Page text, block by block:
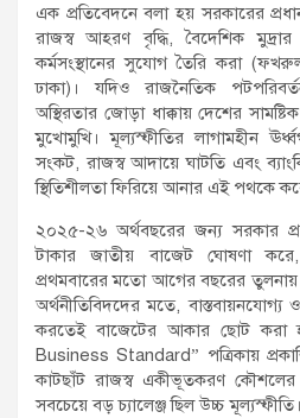
এক প্রতিবেদনে বলা হয় সরকারের প্রধান
রাজস্ব আহরণ বৃদ্ধি, বৈদেশিক মুদ্রার
কর্মসংস্থানের সুযোগ তৈরি করা
ঢাকা)। যদিও রাজনৈতিক
অস্থিরতার জোড়া ধাক্কায় দেশের
মুখোমুখি। মূল্যস্ফীতির লাগামহীন
সংকট, রাজস্ব আদায়ে ঘাটতি এবং
স্থিতিশীলতা ফিরিয়ে আনার এই পথকে
২০২৫-২৬ অর্থবছরের জন্য সরকার
টাকার জাতীয় বাজেট ঘোষণা করে,
প্রথমবারের মতো আগের বছরের
অর্থনীতিবিদদের মতে, বাস্তবায়নযোগ্য ও
করতেই বাজেটের আকার ছোট
Business Standard” পত্রিকায়
কাটছাঁট রাজস্ব একীভূতকরণ
সবচেয়ে বড় চ্যালেঞ্জ ছিল উচ্চ